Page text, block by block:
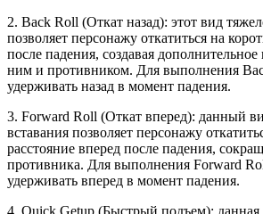
2. Back Roll (Откат назад): этот вид
позволяет персонажу откатиться на
после падения, создавая
ним и противником. Для выполнения
удерживать назад в момент падения.
3. Forward Roll (Откат вперед): данный
вставания позволяет персонажу
расстояние вперед после падения,
противника. Для выполнения Forward
удерживать вперед в момент падения.
4. Quick Getup (Быстрый подъем): данная